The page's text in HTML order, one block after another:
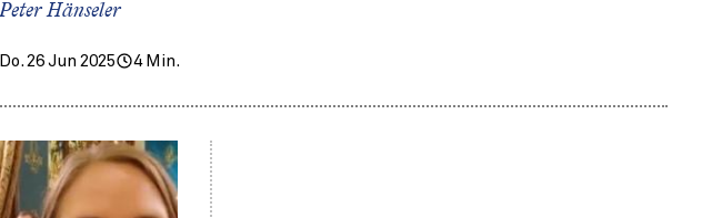
Peter Hänseler
Do. 26 Jun 2025 4 Min.